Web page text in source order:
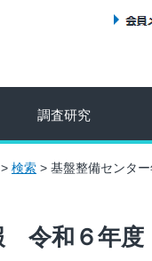
調査研究
> 検索 > 基盤整備センタ
令和６年度